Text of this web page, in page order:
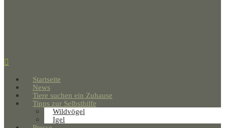
Startseite
News
Tiere suchen ein Zuhause
Tipps zur Selbsthilfe
Wildvögel
Igel